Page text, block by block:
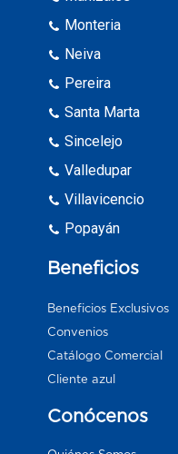
Monteria
Neiva
Pereira
Santa Marta
Sincelejo
Valledupar
Villavicencio
Popayán
Beneficios
Beneficios Exclusivos
Convenios
Catálogo Comercial
Cliente azul
Conócenos